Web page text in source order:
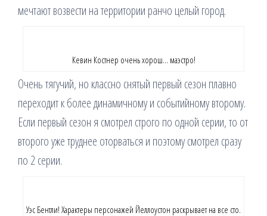
мечтают возвести на территории ранчо целый город.
Кевин Костнер очень хорош… маэстро!
Очень тягучий, но классно снятый первый сезон плавно
переходит к более динамичному и событийному второму.
Если первый сезон я смотрел строго по одной серии, то от
второго уже труднее оторваться и поэтому смотрел сразу
по 2 серии.
Уэс Бентли! Характеры персонажей Йеллоустон раскрывает на все сто.